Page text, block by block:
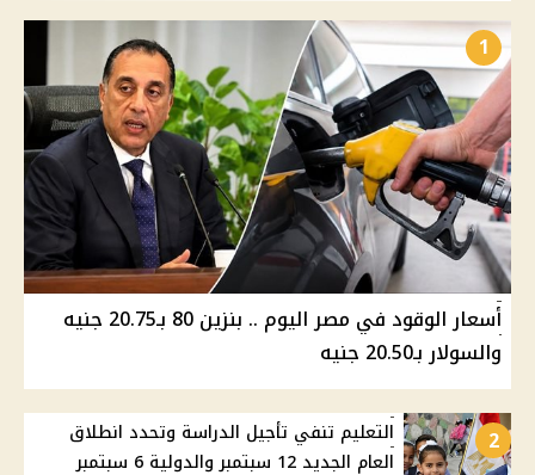
1
أسعار الوقود في مصر اليوم .. بنزين 80 بـ20.75 جنيه
والسولار بـ20.50 جنيه
2
التعليم تنفي تأجيل الدراسة وتحدد انطلاق
العام الجديد 12 سبتمبر والدولية 6 سبتمبر